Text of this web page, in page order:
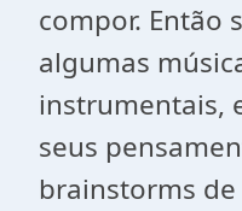
compor. Então
algumas
instrumentais,
seus
brainstorms